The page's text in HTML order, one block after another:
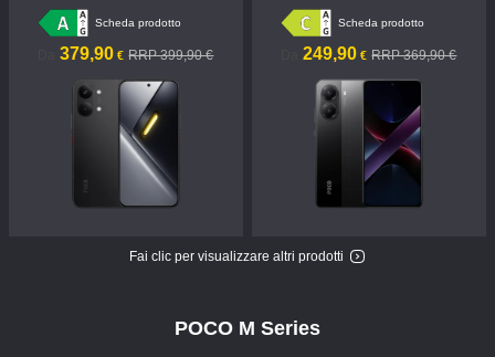
Scheda prodotto
379,90 €
Current Price €379.9RRP 399,90 €
Prezzo promozionale 399,90 €
Scheda prodotto
249,90 €
Current Price €249.9RRP 369,90 €
Prezzo promozionale 369,90 €
Fai clic per visualizzare altri prodotti
POCO M Series